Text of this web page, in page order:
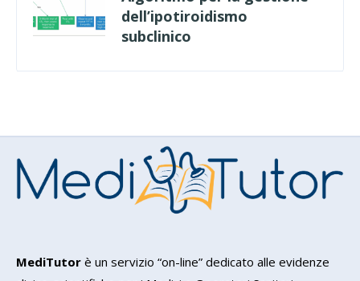
dell’ipotiroidismo
subclinico
MediTutor è un servizio “on-line” dedicato alle evidenze